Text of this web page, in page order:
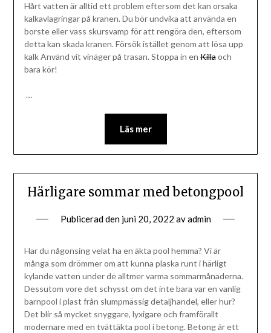
Hårt vatten är alltid ett problem eftersom det kan orsaka
kalkavlagringar på kranen. Du bör undvika att använda en
borste eller vass skursvamp för att rengöra den, eftersom
detta kan skada kranen. Försök istället genom att lösa upp
kalk Använd vit vinäger på trasan. Stoppa in enKillaoch
bara kör!
…
Läs mer
Härligare sommar med betongpool
Publicerad den juni 20, 2022 avadmin
Har du någonsing velat ha en äkta pool hemma? Vi är
många som drömmer om att kunna plaska runt i härligt
kylande vatten under de alltmer varma sommarmånaderna.
Dessutom vore det schysst om det inte bara var en vanlig
barnpool i plast från slumpmässig detaljhandel, eller hur?
Det blir så mycket snyggare, lyxigare och framförallt
modernare med en tvättäkta pool i betong. Betong är ett